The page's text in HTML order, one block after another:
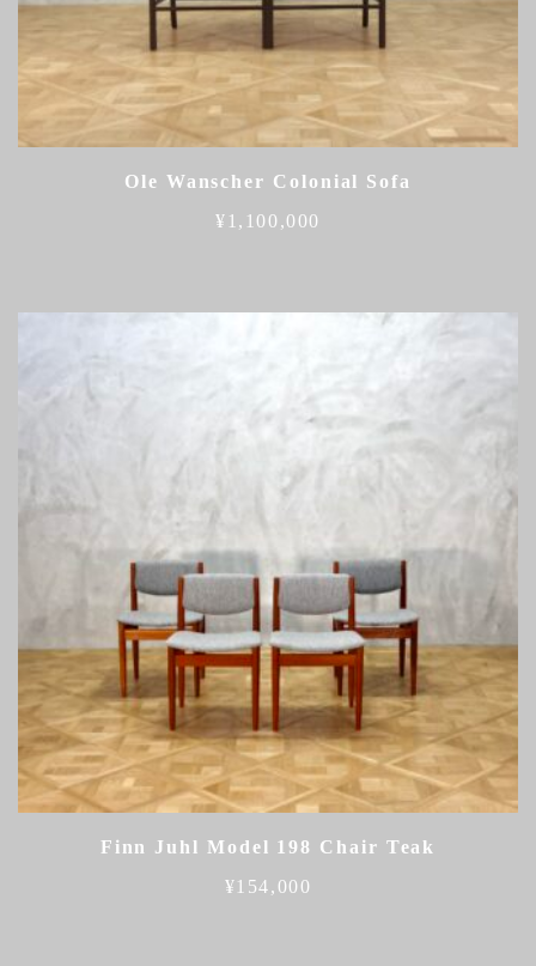
Ole Wanscher Colonial Sofa
¥ 1,100,000
Finn Juhl Model 198 Chair Teak
¥154,000